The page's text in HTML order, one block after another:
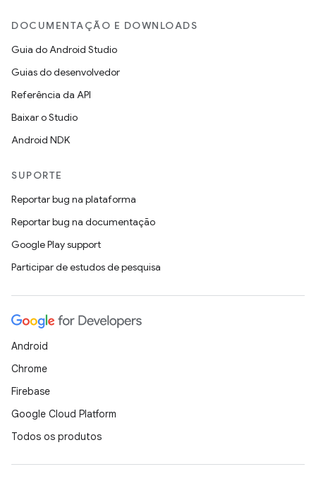
DOCUMENTAÇÃO E DOWNLOADS
Guia do Android Studio
Guias do desenvolvedor
Referência da API
Baixar o Studio
Android NDK
SUPORTE
Reportar bug na plataforma
Reportar bug na documentação
Google Play support
Participar de estudos de pesquisa
Android
Chrome
Firebase
Google Cloud Platform
Todos os produtos